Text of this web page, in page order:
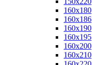
160x180
160x186
160x190
160x195
160x200
160x210